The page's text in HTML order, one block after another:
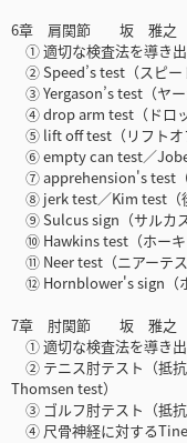
6章 肩関節 坂 雅之
① 適切な検査法を導き
② Speed’s test（スピー
③ Yergason’s test（ヤー
④ drop arm test（ドロッ
⑤ lift off test（リフトオ
⑥ empty can test／
⑦ apprehension's test（
⑧ jerk test／Kim test（
⑨ Sulcus sign（サルカス
⑩ Hawkins test（ホーキ
⑪ Neer test（ニアーテス
⑫ Hornblower's sign（ホ
7章 肘関節 坂 雅之
① 適切な検査法を導き
② テニス肘テスト（抵
Thomsen test）
③ ゴルフ肘テスト（抵抗
④ 尺骨神経に対する